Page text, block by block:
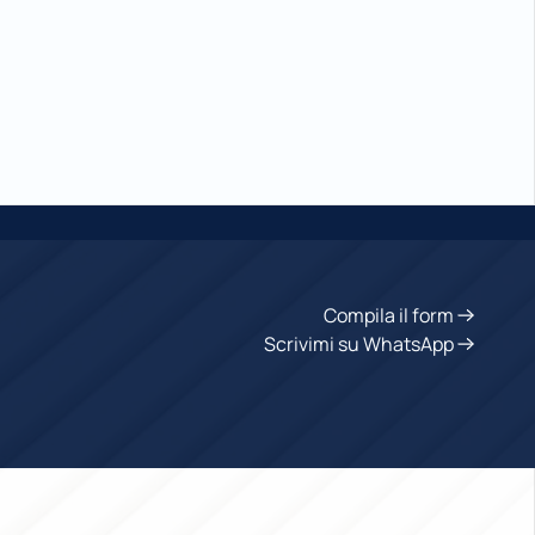
Compila il form
Scrivimi su WhatsApp